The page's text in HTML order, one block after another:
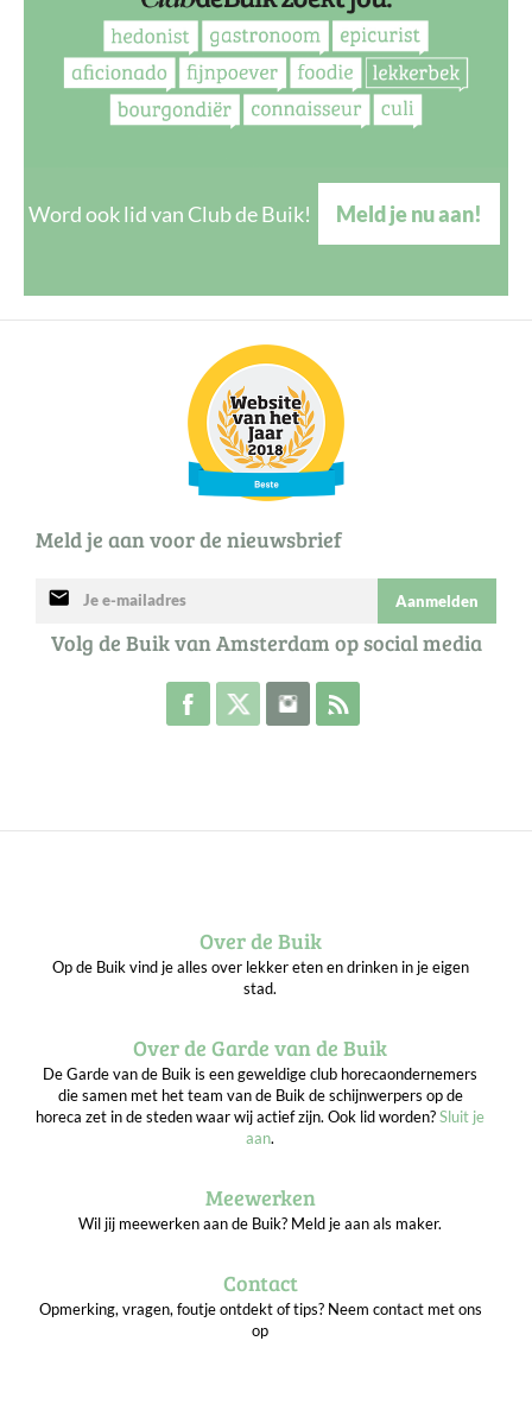
Word ook lid van Club de Buik! Meld je nu aan!
Meld je aan voor de nieuwsbrief
mail Aanmelden
Volg de Buik van Amsterdam op social media
Volg de Buik op Facebook
Volg de Buik op Twitter
Volg de Buik op Instagram
Over de Buik
Op de Buik vind je alles over lekker eten en drinken in je eigen
stad.
Over de Garde van de Buik
De Garde van de Buik is een geweldige club horecaondernemers
die samen met het team van de Buik de schijnwerpers op de
horeca zet in de steden waar wij actief zijn. Ook lid worden?Sluit je
aan.
Meewerken
Wil jij meewerken aan de Buik? Meld je aan als maker.
Contact
Opmerking, vragen, foutje ontdekt of tips? Neem contact met ons
op